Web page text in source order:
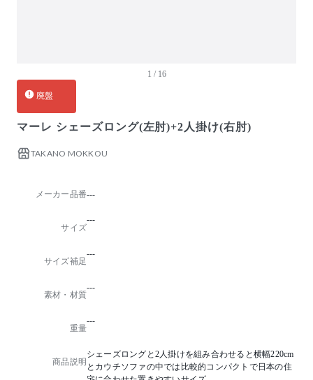
1 / 16
廃盤
マーレ シェーズロング(左肘)+2人掛け(右肘)
TAKANO MOKKOU
メーカー品番---
サイズ
---
サイズ補足
---
素材・材質
---
重量
---
商品説明
シェーズロングと2人掛けを組み合わせると横幅220cm
とカウチソファの中では比較的コンパクトで日本の住